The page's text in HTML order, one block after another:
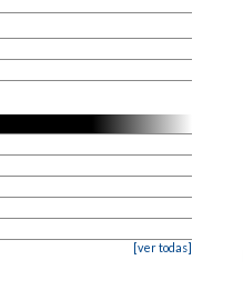
[ver todas]